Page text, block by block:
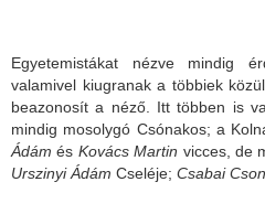
Egyetemistákat nézve mindig
valamivel kiugranak a többiek
beazonosít a néző. Itt többen is
mindig mosolygó Csónakos; a
Ádám és Kovács Martin vicces, de
Urszinyi Ádám Cseléje; Csabai